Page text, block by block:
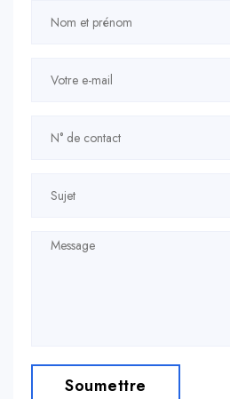
Soumettre